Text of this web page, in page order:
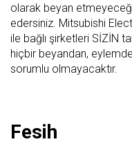
olarak beyan
edersiniz. Mitsubishi
ile bağlı şirketleri SİZİN
hiçbir beyandan,
sorumlu olmayacaktır.
Fesih